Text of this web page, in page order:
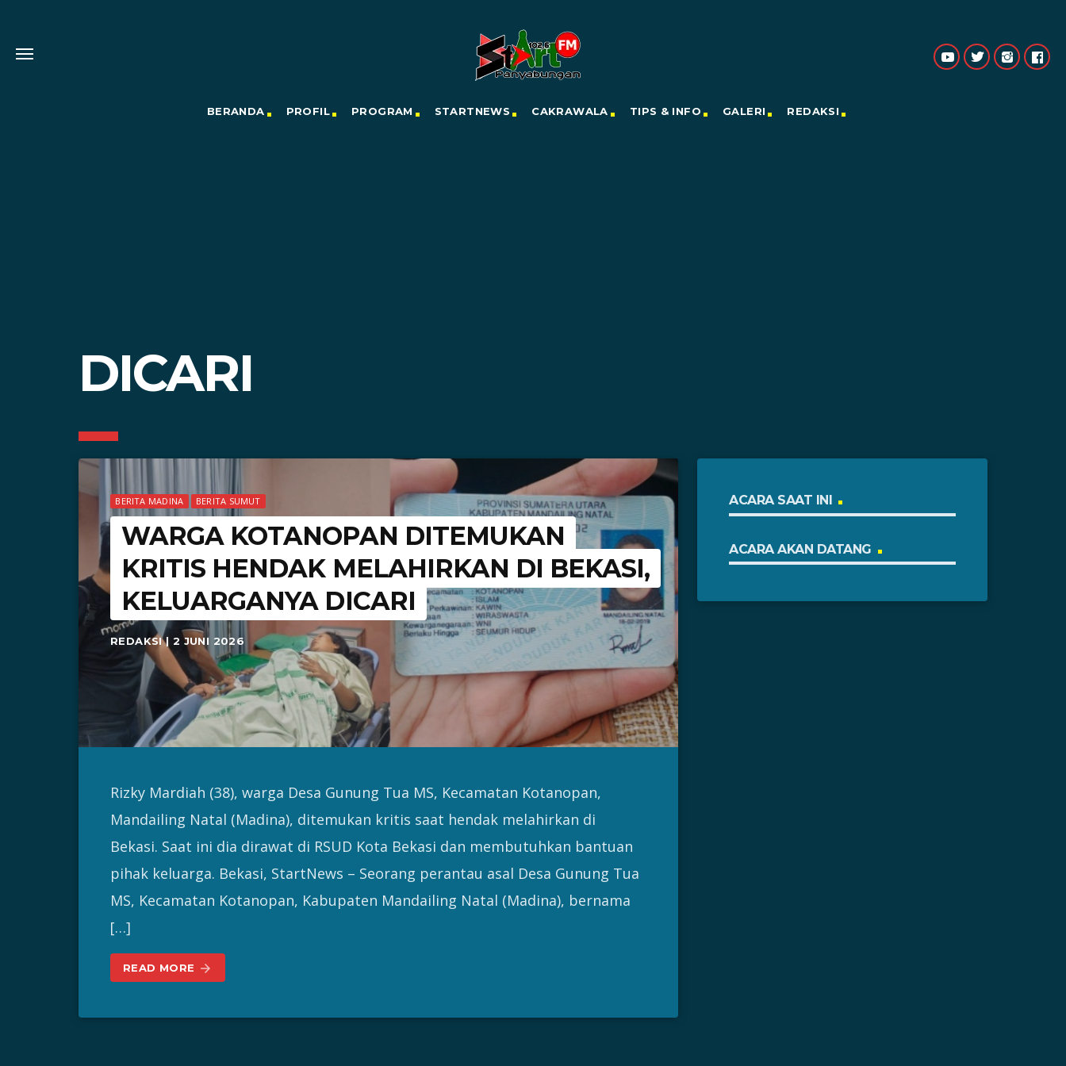
BERANDA PROFIL PROGRAM STARTNEWS CAKRAWALA TIPS & INFO GALERI REDAKSI
DICARI
BERITA MADINA BERITA SUMUT
WARGA KOTANOPAN DITEMUKAN
KRITIS HENDAK MELAHIRKAN DI BEKASI,
KELUARGANYA DICARI
REDAKSI | 2 JUNI 2026
Rizky Mardiah (38), warga Desa Gunung Tua MS, Kecamatan Kotanopan,
Mandailing Natal (Madina), ditemukan kritis saat hendak melahirkan di
Bekasi. Saat ini dia dirawat di RSUD Kota Bekasi dan membutuhkan bantuan
pihak keluarga. Bekasi, StartNews – Seorang perantau asal Desa Gunung Tua
MS, Kecamatan Kotanopan, Kabupaten Mandailing Natal (Madina), bernama
[…]
READ MORE arrow_forward
ACARA SAAT INI
ACARA AKAN DATANG